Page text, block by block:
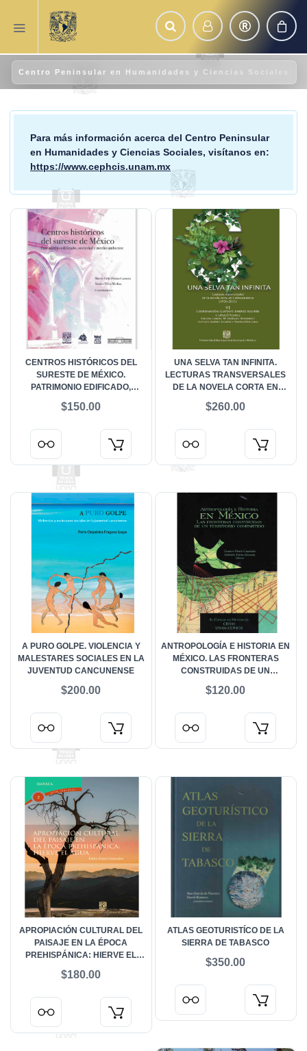
Centro Peninsular en Humanidades y Ciencias Sociales
Para más información acerca del Centro Peninsular
en Humanidades y Ciencias Sociales, visítanos en:
https://www.cephcis.unam.mx
CENTROS HISTÓRICOS DEL
SURESTE DE MÉXICO.
PATRIMONIO EDIFICADO,
$150.00
UNA SELVA TAN INFINITA.
LECTURAS TRANSVERSALES
DE LA NOVELA CORTA EN
$260.00
A PURO GOLPE. VIOLENCIA Y
MALESTARES SOCIALES EN LA
JUVENTUD CANCUNENSE
$200.00
ANTROPOLOGÍA E HISTORIA EN
MÉXICO. LAS FRONTERAS
CONSTRUIDAS DE UN
$120.00
APROPIACIÓN CULTURAL DEL
PAISAJE EN LA ÉPOCA
PREHISPÁNICA: HIERVE EL
$180.00
ATLAS GEOTURISTÍCO DE LA
SIERRA DE TABASCO
$350.00